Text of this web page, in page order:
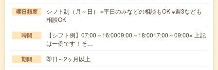
曜日頻度
シフト制（月～日） ※平日のみなどの相談もOK ※週3なども
相談OK
時間
【シフト例】07:00～16:0009:00～18:0017:00～09:00※ 上記
は一例です！そ…
期間 即日～2ヶ月以上